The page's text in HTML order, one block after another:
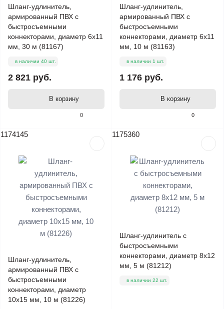
0
Шланг-удлинитель,
армированный ПВХ с
быстросъемными
коннекторами, диаметр 6х11
мм, 30 м (81167)
в наличии 40 шт.
2 821 руб.
В корзину
0
Шланг-удлинитель,
армированный ПВХ с
быстросъемными
коннекторами, диаметр 6х11
мм, 10 м (81163)
в наличии 1 шт.
1 176 руб.
В корзину
1174145
Шланг-удлинитель,
армированный ПВХ с
быстросъемными
коннекторами, диаметр
10х15 мм, 10 м (81226)
1175360
Шланг-удлинитель с
быстросъемными
коннекторами, диаметр 8х12
мм, 5 м (81212)
в наличии 22 шт.